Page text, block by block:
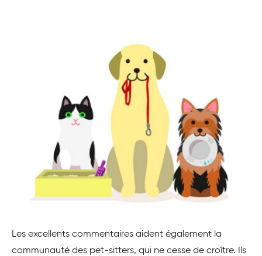
Les excellents commentaires aident également la
communauté des pet-sitters, qui ne cesse de croître. Ils